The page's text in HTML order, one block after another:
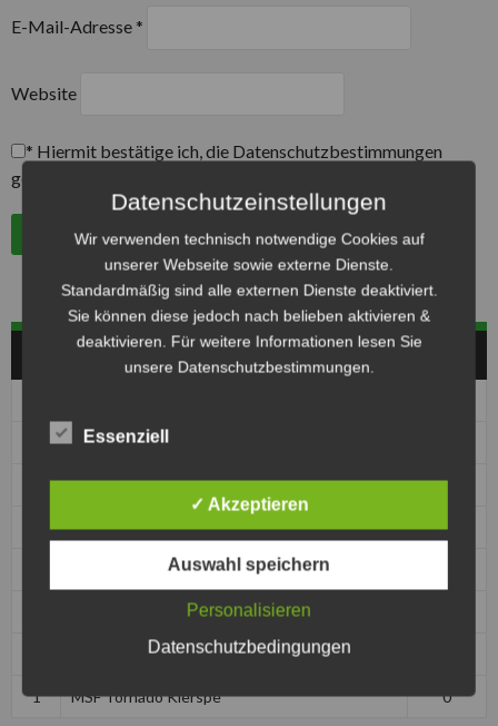
E-Mail-Adresse *
Website
* Hiermit bestätige ich, die Datenschutzbestimmungen
gelesen und akzeptiert zu haben.
HERREN
1. MBC 70/90 Halle
1. MSC Seelze e.V. im ADAC 0
MBC Kierspe 0
MSC Kobra Malchin
MSC Pattensen
1 MSF Tornado Kierspe 0
Datenschutzeinstellungen
Wir verwenden technisch notwendige Cookies auf
unserer Webseite sowie externe Dienste.
Standardmäßig sind alle externen Dienste deaktiviert.
Sie können diese jedoch nach belieben aktivieren &
deaktivieren. Für weitere Informationen lesen Sie
unsere Datenschutzbestimmungen.
Essenziell
✓ Akzeptieren
Auswahl speichern
Personalisieren
Datenschutzbedingungen